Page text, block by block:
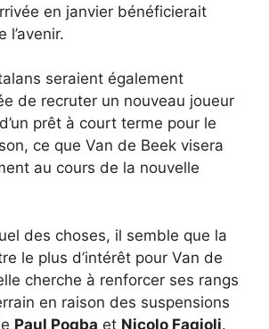
en janvier bénéficierait
l’avenir.
seraient également
de recruter un nouveau joueur
prêt à court terme pour le
ce que Van de Beek visera
au cours de la nouvelle
des choses, il semble que la
le plus d’intérêt pour Van de
cherche à renforcer ses rangs
en raison des suspensions
Paul Pogba et Nicolo Fagioli.